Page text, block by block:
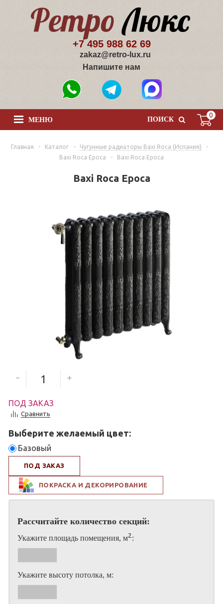
+7 495 988 62 69
zakaz@retro-lux.ru
Напишите нам
0
ПОИСК
МЕНЮ
Главная - Каталог - Чугунные радиаторы Baxi Roca (Испания)
-
Baxi Roca Epoca
- Baxi Roca Epoca
Baxi Roca Epoca
ПОД ЗАКАЗ
Сравнить
Выберите желаемый цвет:
Базовый
ПОД ЗАКАЗ
ПОКРАСКА И ДЕКОРИРОВАНИЕ
Рассчитайте количество секций:
Укажите площадь помещения, м2 :
Укажите высоту потолка, м: